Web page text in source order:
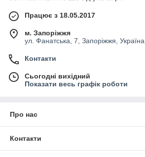
Працює з 18.05.2017
м. Запоріжжя
ул. Фанатська, 7, Запоріжжя, Україна
Контакти
Сьогодні вихідний
Показати весь графік роботи
Про нас
Контакти